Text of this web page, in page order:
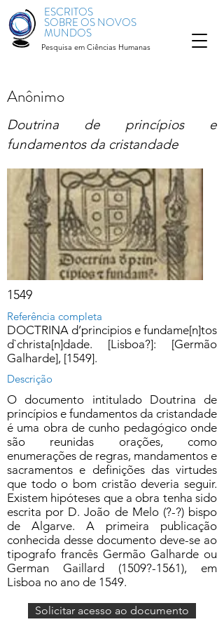
ESCRITOS
SOBRE OS NOVOS
MUNDOS
Pesquisa em Ciências Humanas
Anônimo
Doutrina de princípios e
fundamentos da cristandade
1549
Referência completa
DOCTRINA d’principios e fundame[n]tos
d`christa[n]dade. [Lisboa?]: [Germão
Galharde], [1549].
Descrição
O documento intitulado Doutrina de
princípios e fundamentos da cristandade
é uma obra de cunho pedagógico onde
são reunidas orações, como
enumerações de regras, mandamentos e
sacramentos e definições das virtudes
que todo o bom cristão deveria seguir.
Existem hipóteses que a obra tenha sido
escrita por D. João de Melo (?-?) bispo
de Algarve. A primeira publicação
conhecida desse documento deve-se ao
tipografo francês Germão Galharde ou
German Gaillard (1509?-1561), em
Lisboa no ano de 1549.
Solicitar acesso ao documento